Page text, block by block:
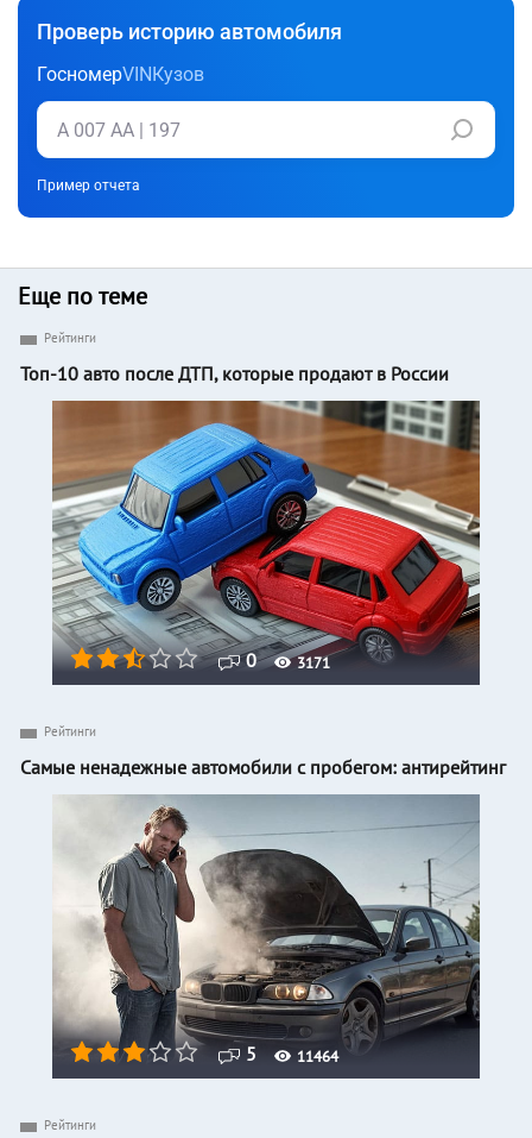
Проверь историю автомобиля
ГосномерVINКузов
Пример отчета
Еще по теме
0 3171
Рейтинги
Топ-10 авто после ДТП, которые продают в России
5 11464
Рейтинги
Самые ненадежные автомобили с пробегом: антирейтинг
Рейтинги